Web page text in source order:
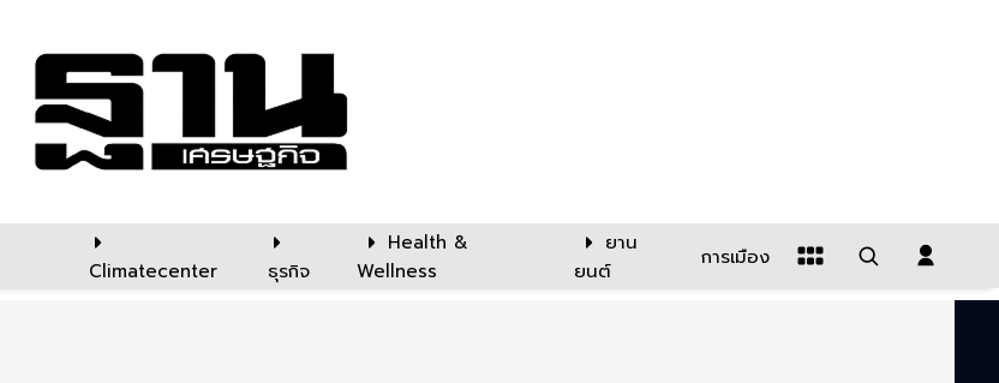
Climatecenter ธุรกิจ
Health &
Wellness
ยาน
ยนต์
การเมือง